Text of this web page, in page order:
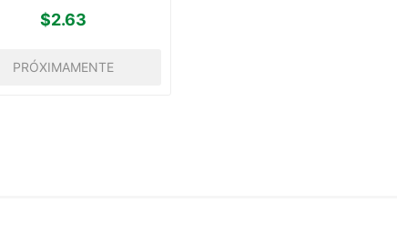
$2.63
PRÓXIMAMENTE